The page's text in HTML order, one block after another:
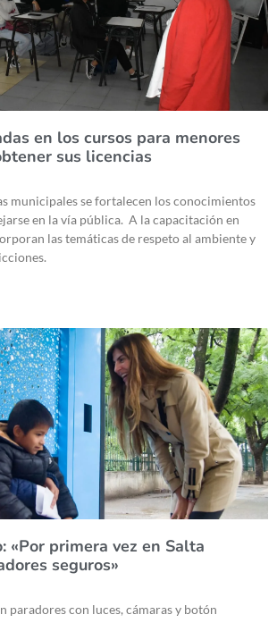
en los cursos para menores
sus licencias
municipales se fortalecen los conocimientos
en la vía pública. A la capacitación en
las temáticas de respeto al ambiente y
«Por primera vez en Salta
seguros»
paradores con luces, cámaras y botón